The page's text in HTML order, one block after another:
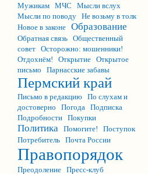
Мужикам МЧС
Мысли вслух
Мысли по поводу Не возьму в толк
Новое в законе Образование
Обратная связь Общественный
совет Осторожно: мошенники!
Отдохнём!
Открытие Открытое
письмо
Парнасские забавы
Пермский край
Письмо в редакцию По слухам и
достоверно
Погода Подписка
Подробности Покупки
Политика Помогите!
Поступок
Потребитель Почта России
Правопорядок
Преодоление Пресс-клуб